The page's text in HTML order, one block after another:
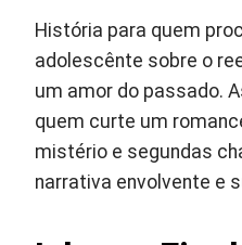
História para quem
adolescênte sobre o
um amor do passado.
quem curte um
mistério e segundas
narrativa envolvente e